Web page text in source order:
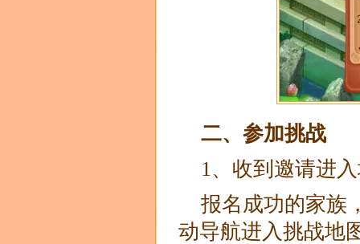
二、参加挑战
1、收到邀请进
报名成功的家族
动导航进入挑战地